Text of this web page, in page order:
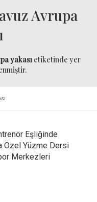
Avrupa
yakasıetiketinde yer
Eşliğinde
Özel Yüzme Dersi
Merkezleri